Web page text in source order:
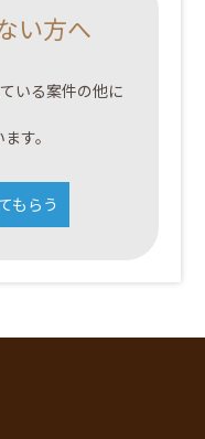
い方へ
いる案件の他に
す。
もらう